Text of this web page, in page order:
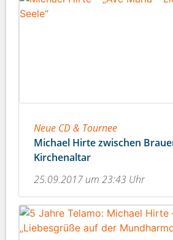
Neue CD & Tournee
Michael Hirte zwischen
Kirchenaltar
25.09.2017 um 23:43 Uhr